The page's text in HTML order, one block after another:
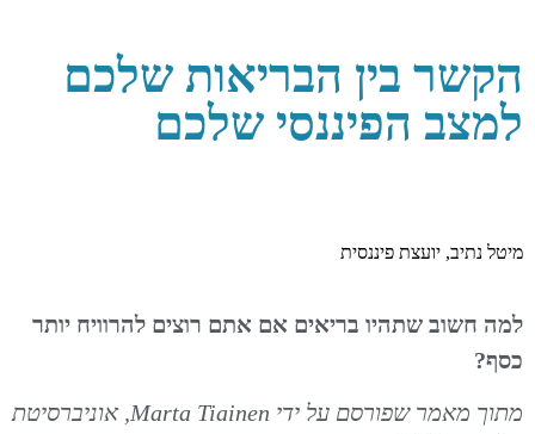
הקשר בין הבריאות שלכם
למצב הפיננסי שלכם
מיטל נתיב, יועצת פיננסית
למה חשוב שתהיו בריאים אם אתם רוצים להרוויח יותר
כסף?
מתוך מאמר שפורסם על ידי Marta Tiainen, אוניברסיטת